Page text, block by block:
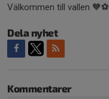
Välkommen till vallen 🧡⚽️
Dela nyhet
Kommentarer